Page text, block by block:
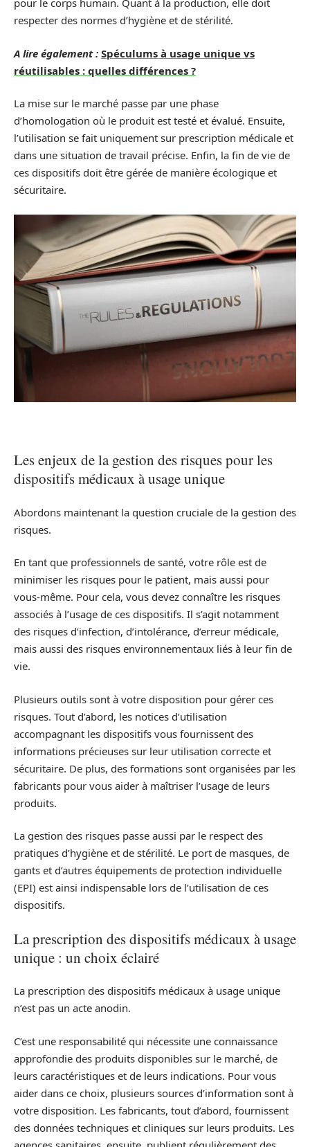
pour le corps humain. Quant à la production, elle doit
respecter des normes d’hygiène et de stérilité.
A lire également : Spéculums à usage unique vs
réutilisables : quelles différences ?
La mise sur le marché passe par une phase
d’homologation où le produit est testé et évalué. Ensuite,
l’utilisation se fait uniquement sur prescription médicale et
dans une situation de travail précise. Enfin, la fin de vie de
ces dispositifs doit être gérée de manière écologique et
sécuritaire.
Les enjeux de la gestion des risques pour les
dispositifs médicaux à usage unique
Abordons maintenant la question cruciale de la gestion des
risques.
En tant que professionnels de santé, votre rôle est de
minimiser les risques pour le patient, mais aussi pour
vous-même. Pour cela, vous devez connaître les risques
associés à l’usage de ces dispositifs. Il s’agit notamment
des risques d’infection, d’intolérance, d’erreur médicale,
mais aussi des risques environnementaux liés à leur fin de
vie.
Plusieurs outils sont à votre disposition pour gérer ces
risques. Tout d’abord, les notices d’utilisation
accompagnant les dispositifs vous fournissent des
informations précieuses sur leur utilisation correcte et
sécuritaire. De plus, des formations sont organisées par les
fabricants pour vous aider à maîtriser l’usage de leurs
produits.
La gestion des risques passe aussi par le respect des
pratiques d’hygiène et de stérilité. Le port de masques, de
gants et d’autres équipements de protection individuelle
(EPI) est ainsi indispensable lors de l’utilisation de ces
dispositifs.
La prescription des dispositifs médicaux à usage
unique : un choix éclairé
La prescription des dispositifs médicaux à usage unique
n’est pas un acte anodin.
C’est une responsabilité qui nécessite une connaissance
approfondie des produits disponibles sur le marché, de
leurs caractéristiques et de leurs indications. Pour vous
aider dans ce choix, plusieurs sources d’information sont à
votre disposition. Les fabricants, tout d’abord, fournissent
des données techniques et cliniques sur leurs produits. Les